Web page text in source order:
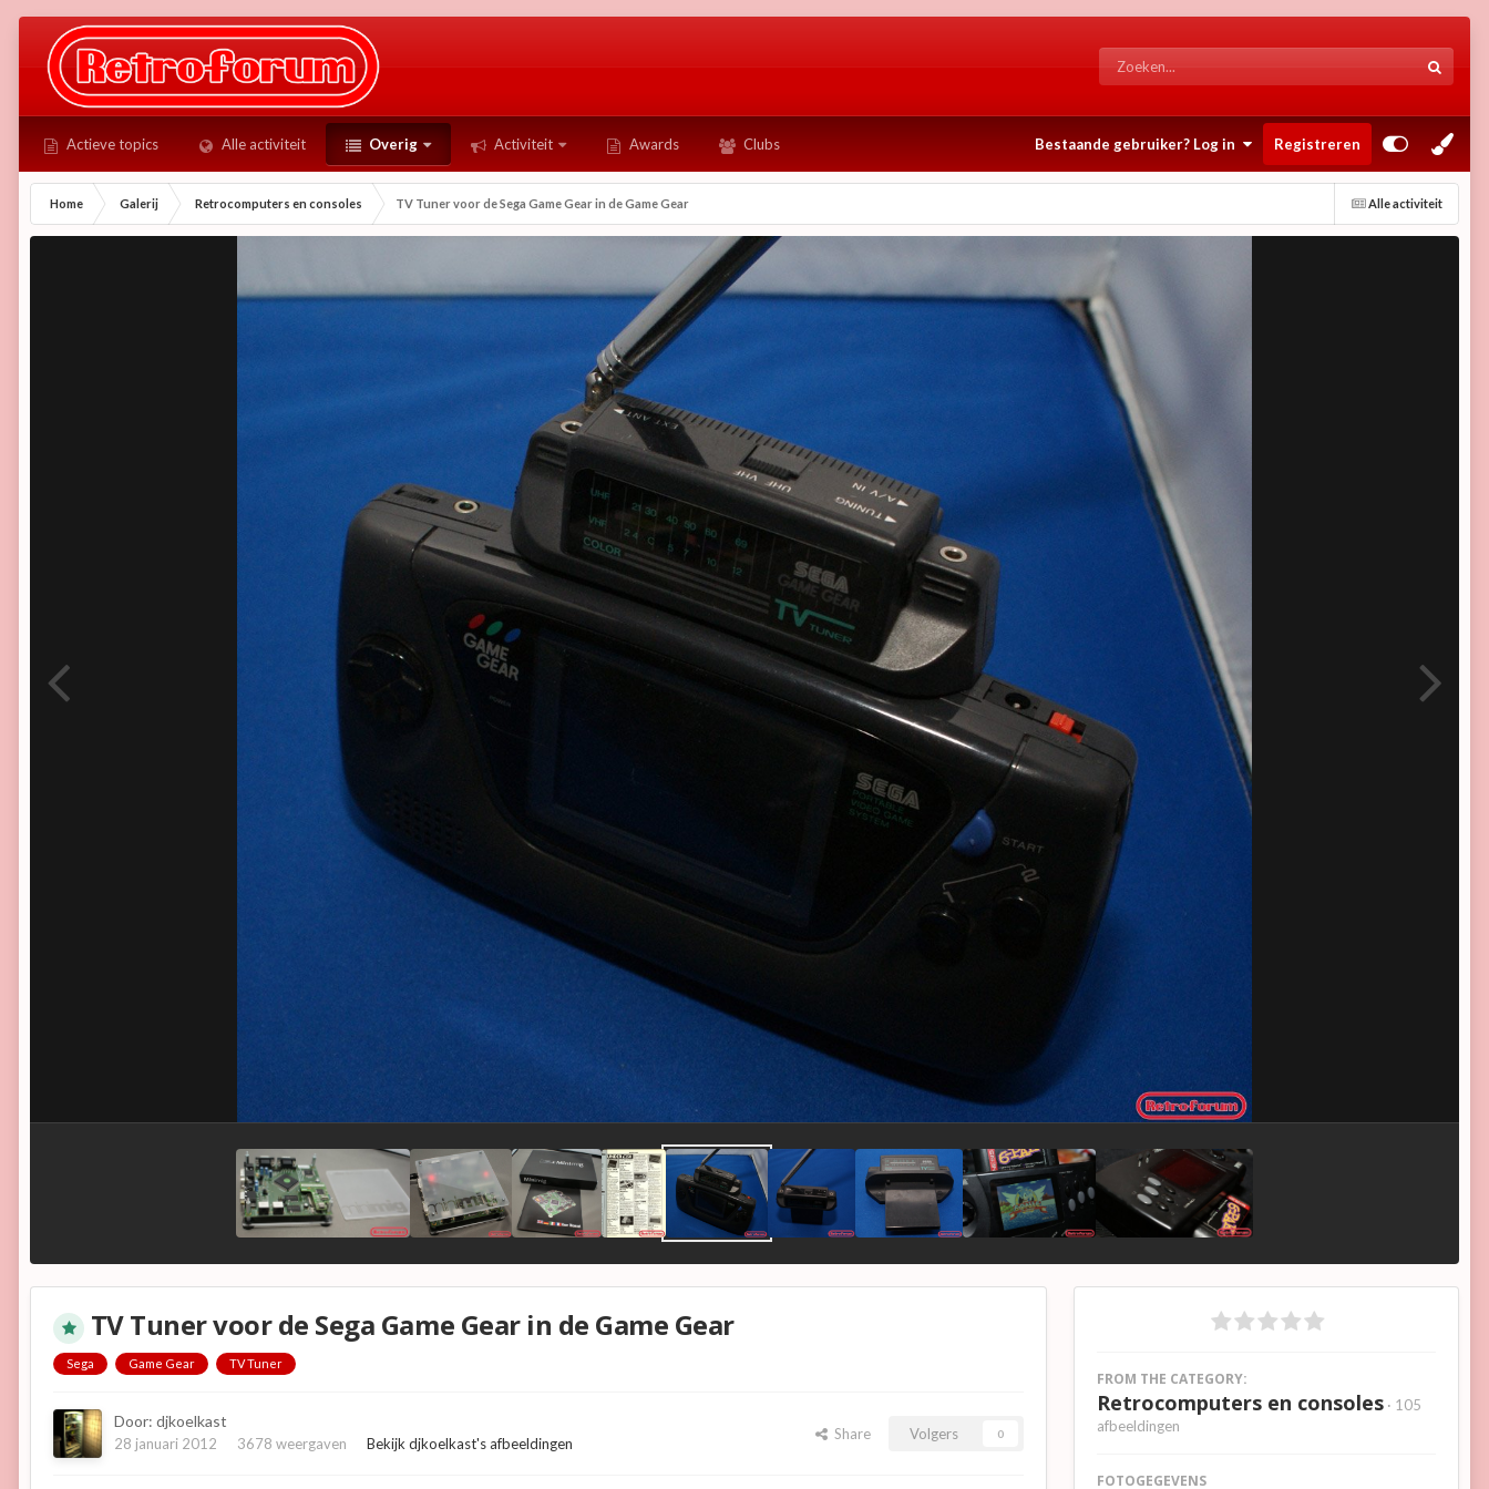
Actieve topics Alle activiteit Overig Activiteit Awards Clubs Bestaande gebruiker? Log in Registreren
Alle activiteit
Home Galerij Retrocomputers en consoles TV Tuner voor de Sega Game Gear in de Game Gear
TV Tuner voor de Sega Game Gear in de Game Gear
Sega Game Gear TV Tuner
Door: djkoelkast
28 januari 2012 3678 weergaven Bekijk djkoelkast's afbeeldingen
Share Volgers 0
FROM THE CATEGORY:
Retrocomputers en consoles · 105
afbeeldingen
FOTOGEGEVENS